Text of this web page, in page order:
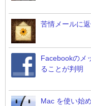
苦情メールに
Facebookのメ
ることが判明
Mac を使い始